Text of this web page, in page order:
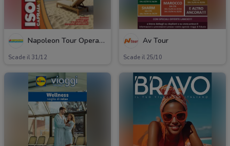
Napoleon Tour Operator
Scade il 31/12
Av Tour
Scade il 25/10